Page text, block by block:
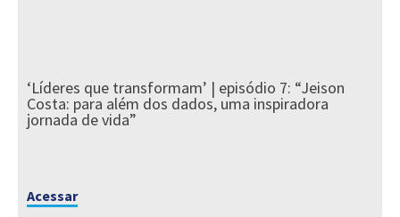
‘Líderes que transformam’ | episódio 7: “Jeison
Costa: para além dos dados, uma inspiradora
jornada de vida”
Acessar